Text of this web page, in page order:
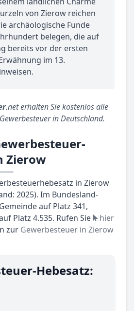
von Zierow reichen
archäologische Funde
belegen, die auf
bereits vor der ersten
im 13.
.net erhalten Sie kostenlos alle
in Deutschland.
Zierow
in Zierow
2025). Im Bundesland-
auf Platz 341,
Platz 4.535. Rufen Sie
hier
zur Gewerbesteuer in Zierow
Hebesatz: